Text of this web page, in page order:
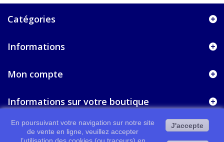
Catégories
Informations
Mon compte
Informations sur votre boutique
En poursuivant votre navigation sur notre site
de vente en ligne, veuillez accepter
J'accepte